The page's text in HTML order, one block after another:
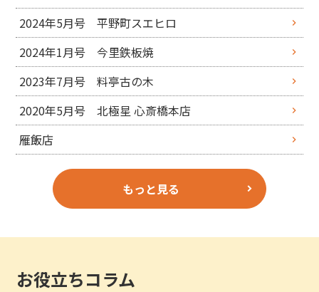
2024年5月号 平野町スエヒロ
2024年1月号 今里鉄板焼
2023年7月号 料亭古の木
2020年5月号 北極星 心斎橋本店
雁飯店
もっと見る
お役立ちコラム